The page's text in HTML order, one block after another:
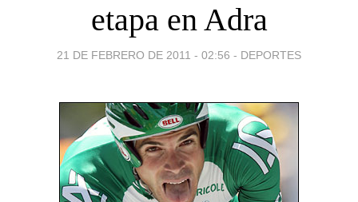
etapa en Adra
21 DE FEBRERO DE 2011 - 02:56 - DEPORTES